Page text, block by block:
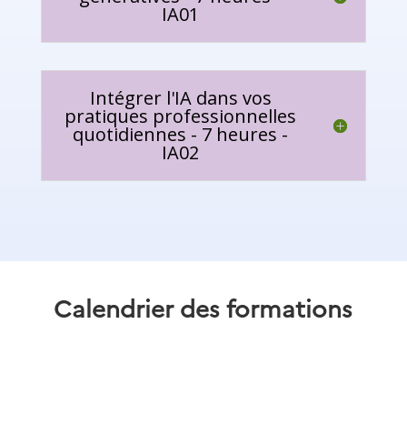
IA01
Intégrer l'IA dans vos
pratiques professionnelles
quotidiennes - 7 heures -
IA02
Calendrier des formations